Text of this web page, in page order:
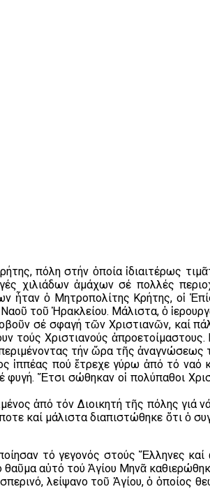
πόλη στήν ὁποία ἰδιαιτέρως
χιλιάδων ἀμάχων σέ πολλές
ἦταν ὁ Μητροπολίτης Κρήτης, οἱ
τοῦ Ἡρακλείου. Μάλιστα, ὁ
σέ σφαγή τῶν Χριστιανῶν, καί
τούς Χριστιανούς
τήν ὥρα τῆς ἀναγνώσεως
ἱππέας πού ἔτρεχε γύρω ἀπό τό ναό
φυγή. Ἔτσι σώθηκαν οἱ πολύπαθοι
ἀπό τόν Διοικητή τῆς πόλης γιά
καί μάλιστα διαπιστώθηκε ὅτι ὁ
τό γεγονός στούς Ἕλληνες
αὐτό τού Ἁγίου Μηνᾶ
λείψανο τοῦ Ἁγίου, ὁ ὁποίος